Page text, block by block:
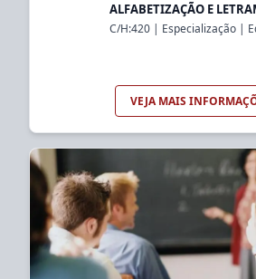
ALFABETIZAÇÃO E
C/H:420| Especialização|
VEJA MAIS